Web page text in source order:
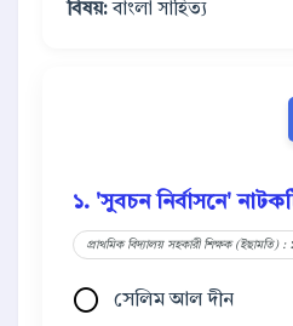
বিষয়: বাংলা সাহিত্য
১. 'সুবচন নির্বাসনে'
প্রাথমিক বিদ্যালয় সহকারী শিক্ষক (ইছামতি) :
সেলিম আল দীন